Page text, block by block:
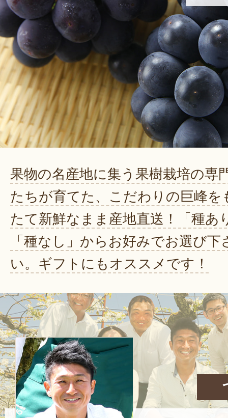
果物の名産地に集う果樹栽培の専
たちが育てた、こだわりの巨峰を
たて新鮮なまま産地直送！「種あ
「種なし」からお好みでお選び下
い。ギフトにもオススメです！